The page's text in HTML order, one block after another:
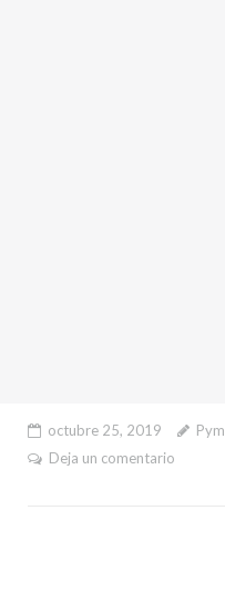
octubre 25, 2019
Deja un comentario